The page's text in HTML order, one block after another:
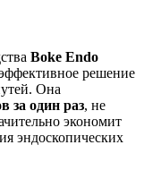
Boke Endo
решение
Она
за один раз, не
экономит
эндоскопических